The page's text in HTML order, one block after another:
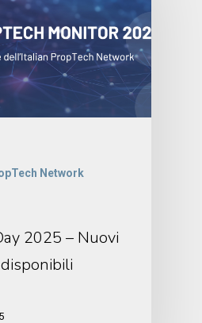
Network
2025 – Nuovi